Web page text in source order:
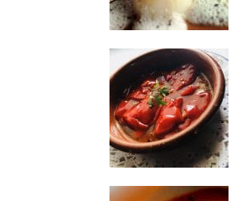
Les poissons: du merlu
la lotte ( Rape),
Besugo), des
Kokotas